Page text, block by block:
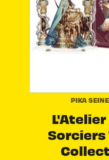
PIKA
L'Atelier
Sorciers